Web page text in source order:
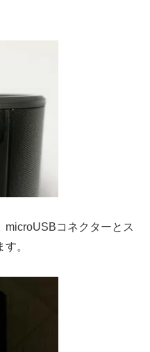
microUSBコネクターとス
。